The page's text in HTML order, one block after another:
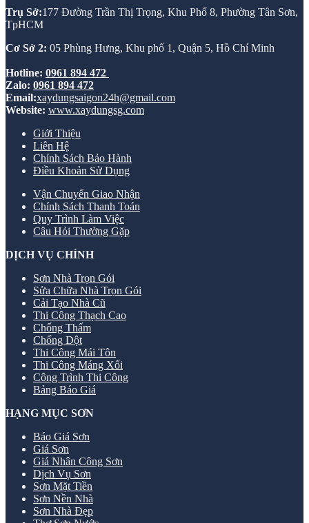
Trụ Sở:177 Đường Trần Thị Trọng, Khu Phố 8, Phường Tân Sơn,
TpHCM
Cơ Sở 2: 05 Phùng Hưng, Khu phố 1, Quận 5, Hồ Chí Minh
Hotline: 0961 894 472
Zalo: 0961 894 472
Email:xaydungsaigon24h@gmail.com
Website: www.xaydungsg.com
Giới Thiệu
Liên Hệ
Chính Sách Bảo Hành
Điều Khoản Sử Dụng
Vận Chuyển Giao Nhận
Chính Sách Thanh Toán
Quy Trình Làm Việc
Câu Hỏi Thường Gặp
DỊCH VỤ CHÍNH
Sơn Nhà Trọn Gói
Sửa Chữa Nhà Trọn Gói
Cải Tạo Nhà Cũ
Thi Công Thạch Cao
Chống Thấm
Chống Dột
Thi Công Mái Tôn
Thi Công Máng Xối
Công Trình Thi Công
Bảng Báo Giá
HẠNG MỤC SƠN
Báo Giá Sơn
Giá Sơn
Giá Nhân Công Sơn
Dịch Vụ Sơn
Sơn Mặt Tiền
Sơn Nền Nhà
Sơn Nhà Đẹp